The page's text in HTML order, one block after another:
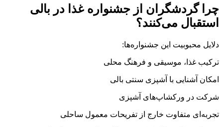
چرا گردشگران از جشنواره غذا در بالی
استقبال می‌کنند؟
دلایل محبوبیت این جشنواره‌ها:
ترکیب غذا، موسیقی و فرهنگ محلی
امکان آشنایی با آشپزی سنتی بالی
شرکت در ورکشاپ‌های آشپزی
تجربه‌ای متفاوت خارج از تفریحات معمول ساحلی